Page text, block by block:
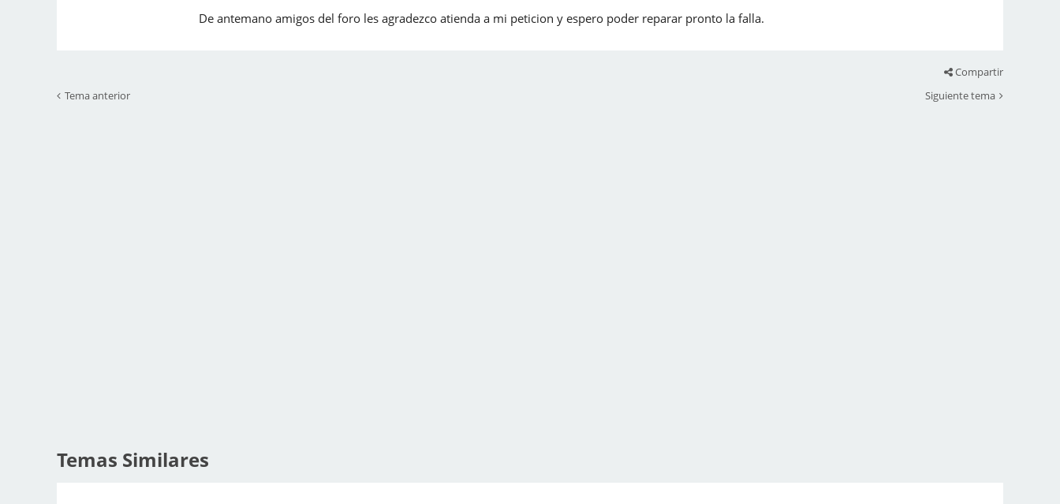
De antemano amigos del foro les agradezco atienda a mi peticion y espero poder reparar pronto la falla.
Compartir
Tema anterior
Siguiente tema
Temas Similares